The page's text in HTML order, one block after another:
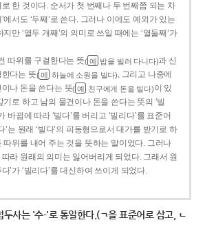
한 것이다. 순서가 첫 번째나 두 번째쯤 되는 차
에서도 ‘두째’로 쓴다. 그러나 이에도 예외가 있는
만 ‘열두 개째’의 의미로 쓰일 때에는 ‘열둘째’가
따위를 구걸한다는 뜻( 예 밥을 빌러 다니다)과 신
다는 뜻( 예 하늘에 소원을 빌다), 그리고 나중에
나 돈을 쓴다는 뜻( 예 친구에게 돈을 빌다)이 있
로 하고 남의 물건이나 돈을 쓴다는 뜻의 ‘빌
바뀜에 따라 ‘빌다’를 버리고 ‘빌리다’를 표준어
’는 원래 ‘빌다’의 피동형으로서 대가를 받기로 하
따위를 내어 주는 것을 뜻하는 말이었다. 그러나
라 원래의 의미는 잃어버리게 되었다. 그래서 원
’가 ‘빌리다’를 대신하여 쓰이게 되었다.
두사는 '수-'로 통일한다.(ㄱ을 표준어로 삼고, ㄴ